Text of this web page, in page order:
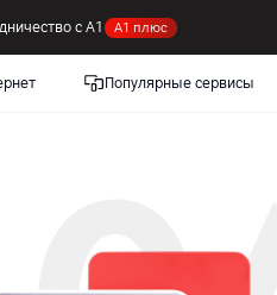
с А1 А1 плюс
Популярные сервисы